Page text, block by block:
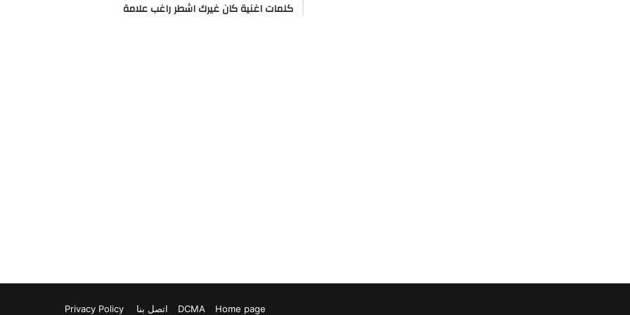
كلمات اغنية كان غيرك اشطر راغب علامة
Home page
DCMA اتصل بنا Privacy Policy